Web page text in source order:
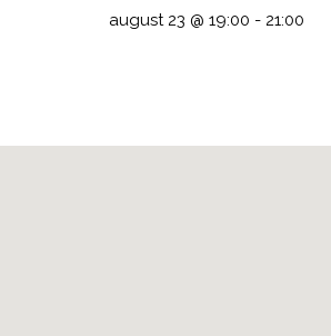
august 23 @ 19:00 - 21:00